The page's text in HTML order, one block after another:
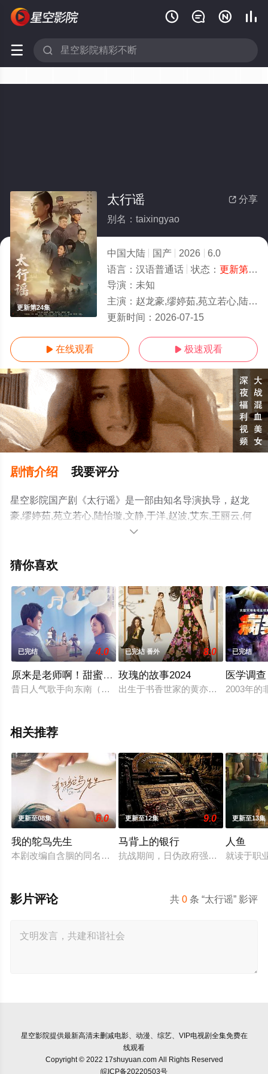
   
 
更新第24集
 分享
太行谣
别名：taixingyao
中国大陆 国产 2026
6.0
语言： 汉语普通话 状态： 更新第24集
导演： 未知
主演： 赵龙豪,缪婷茹,苑立若心,陆怡璇,文静,于洋,赵波,艾东,王丽云,何达,郭秋成,曾肖龙,张永健,魏大鸣,张
更新时间： 2026-07-15
 在线观看  极速观看
剧情介绍 我要评分
星空影院国产剧《太行谣》是一部由知名导演执导，赵龙
豪,缪婷茹,苑立若心,陆怡璇,文静,于洋,赵波,艾东,王丽云,何
达,郭秋成,曾肖龙,张永健,魏大鸣,张哲人等演员精彩演绎的
全集就上星空电影网，更多相关信息可移步至豆瓣电视

猜你喜欢
已完结 4.0
原来是老师啊！甜蜜精华版
昔日人气歌手向东南（陈学冬 饰）一朝落魄，潦倒之际接到真
已完结 番外 8.0
玫瑰的故事2024
出生于书香世家的黄亦玫（刘亦菲
已完结
医学调查
2003年的
相关推荐
更新至08集 6.0
我的鸵鸟先生
本剧改编自含胭的同名小说，讲述了邻家女孩庞倩（苏晓彤 饰
更新至12集 9.0
马背上的银行
抗战期间，日伪政府强行推广、使用
更新至13集
人鱼
就读于职
共0 条 “太行谣” 影评
影片评论
星空影院提供最新高清未删减电影、动漫、综艺、VIP电视剧全集免费在
线观看
Copyright © 2022 17shuyuan.com All Rights Reserved
皖ICP备20220503号